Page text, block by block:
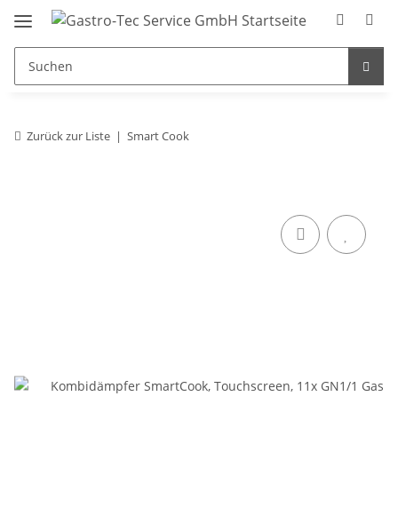
Zurück zur Liste Smart Cook